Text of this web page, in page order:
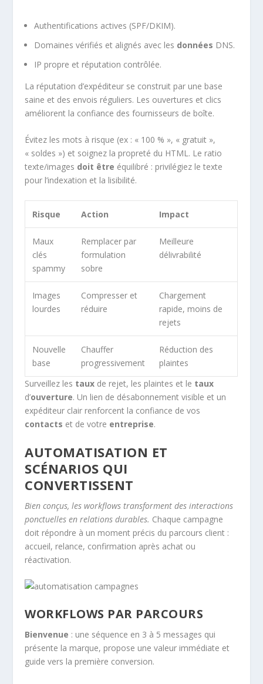
Authentifications actives (SPF/DKIM).
Domaines vérifiés et alignés avec les données DNS.
IP propre et réputation contrôlée.
La réputation d’expéditeur se construit par une base
saine et des envois réguliers. Les ouvertures et clics
améliorent la confiance des fournisseurs de boîte.
Évitez les mots à risque (ex : « 100 % », « gratuit »,
« soldes ») et soignez la propreté du HTML. Le ratio
texte/images doit être équilibré : privilégiez le texte
pour l’indexation et la lisibilité.
Risque Action Impact
Maux
clés
spammy
Remplacer par
formulation
sobre
Meilleure
délivrabilité
Images
lourdes
Compresser et
réduire
Chargement
rapide, moins de
rejets
Nouvelle
base
Chauffer
progressivement
Réduction des
plaintes
Surveillez les taux de rejet, les plaintes et le taux
d’ouverture. Un lien de désabonnement visible et un
expéditeur clair renforcent la confiance de vos
contacts et de votre entreprise.
AUTOMATISATION ET
SCÉNARIOS QUI
CONVERTISSENT
Bien conçus, les workflows transforment des interactions
ponctuelles en relations durables. Chaque campagne
doit répondre à un moment précis du parcours client :
accueil, relance, confirmation après achat ou
réactivation.
WORKFLOWS PAR PARCOURS
Bienvenue : une séquence en 3 à 5 messages qui
présente la marque, propose une valeur immédiate et
guide vers la première conversion.